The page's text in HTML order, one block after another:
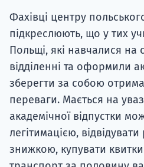
Фахівці центру
підкреслюють, що у тих
Польщі, які навчалися на
відділенні та оформили
зберегти за собою
переваги. Мається на
академічної відпустки
легітимацією, відвідувати
знижкою, купувати